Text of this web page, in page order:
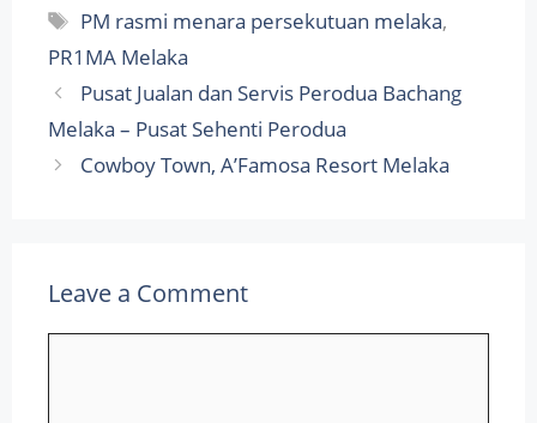
Tags
PM rasmi menara persekutuan melaka,
PR1MA Melaka
Pusat Jualan dan Servis Perodua Bachang
Melaka – Pusat Sehenti Perodua
Cowboy Town, A’Famosa Resort Melaka
Leave a Comment